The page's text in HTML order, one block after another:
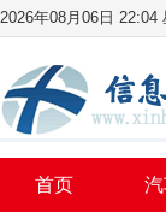
2026年08月06日 22:04
首页